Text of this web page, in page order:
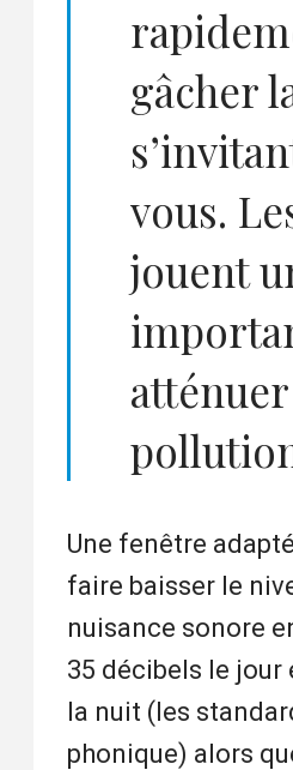
gâcher
vous.
jouent
Une fenêtre
faire baisser le
nuisance sonore
35 décibels le jour
la nuit (les
phonique) alors